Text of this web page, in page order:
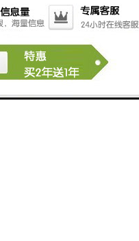
无论选用哪种接近开关
流、响应频率、检测距